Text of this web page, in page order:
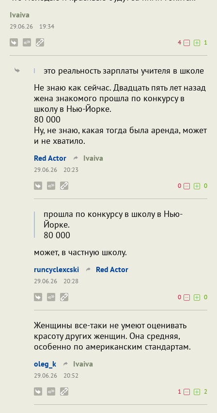
Ivaiva
29.06.26
19:34
4
1
это реальность зарплаты учителя в школе
Не знаю как сейчас. Двадцать пять лет назад
жена знакомого прошла по конкурсу в
школу в Нью-Йорке.
80 000
Ну, не знаю, какая тогда была аренда, может
и не хватило.
Red Actor Ivaiva
29.06.26
20:23
0
0
прошла по конкурсу в школу в Нью-
Йорке.
80 000
может, в частную школу.
runcyclexcski Red Actor
29.06.26
20:28
0
0
Женщины все-таки не умеют оценивать
красоту других женщин. Она средняя,
особенно по американским стандартам.
oleg_k Ivaiva
29.06.26
20:52
1
2